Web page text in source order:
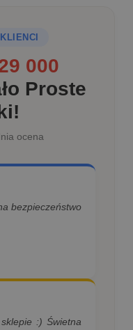
000
Proste
ocena
bezpieczeństwo
:) Świetna